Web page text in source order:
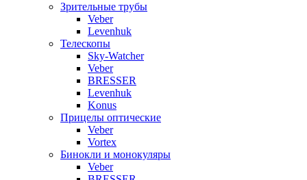
Зрительные трубы
Veber
Levenhuk
Телескопы
Sky-Watcher
Veber
BRESSER
Levenhuk
Konus
Прицелы оптические
Veber
Vortex
Бинокли и монокуляры
Veber